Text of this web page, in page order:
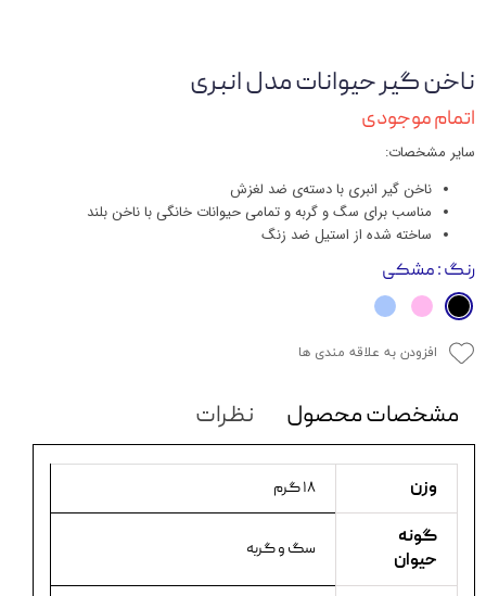
ناخن گیر حیوانات مدل انبری
اتمام موجودی
سایر مشخصات:
ناخن گیر انبری با دسته‌ی ضد لغزش
مناسب برای سگ و گربه و تمامی حیوانات خانگی با ناخن بلند
ساخته شده از استیل ضد زنگ
رنگ: مشکی
افزودن به علاقه مندی ها
مشخصات محصول نظرات
وزن ۱۸ گرم
گونه
حیوان
سگ و گربه